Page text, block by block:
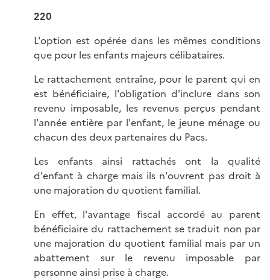
220
L'option est opérée dans les mêmes conditions
que pour les enfants majeurs célibataires.
Le rattachement entraîne, pour le parent qui en
est bénéficiaire, l'obligation d'inclure dans son
revenu imposable, les revenus perçus pendant
l'année entière par l'enfant, le jeune ménage ou
chacun des deux partenaires du Pacs.
Les enfants ainsi rattachés ont la qualité
d'enfant à charge mais ils n'ouvrent pas droit à
une majoration du quotient familial.
En effet, l'avantage fiscal accordé au parent
bénéficiaire du rattachement se traduit non par
une majoration du quotient familial mais par un
abattement sur le revenu imposable par
personne ainsi prise à charge.